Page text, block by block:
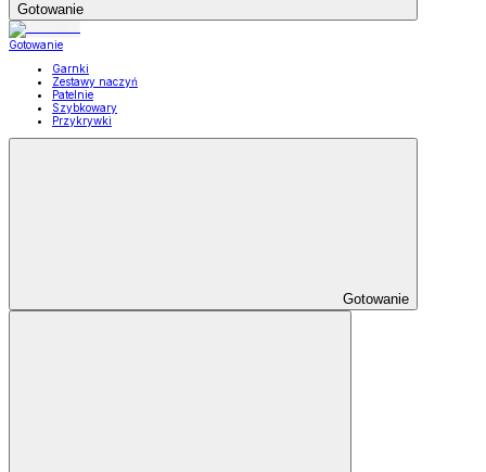
Gotowanie
Gotowanie
Garnki
Zestawy naczyń
Patelnie
Szybkowary
Przykrywki
Gotowanie